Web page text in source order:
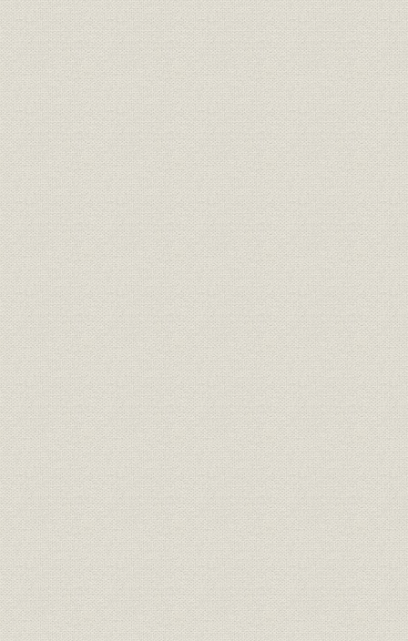
編集局中央
「出番だ」
増える弁当
110階のレストラン
モスクワ
臨時役員会
コラム 生きた大震災の経験
第2章 「従軍の記録」
【アフガン戦争】(2001年10月7日~11月13日)
1. アフガンの最も長い1日(及川仁)
2. カブール陥落(原田浩司)
【イラク戦争】(2003年3月20日~5月1日)
1. 絶対報じないで(儀間朝浩)
2. 砂地獄に耐える(関根孝則)
3. キティホーク(田辺宏)
第3章 戦争取材の課題
第1節 呼称の苦労